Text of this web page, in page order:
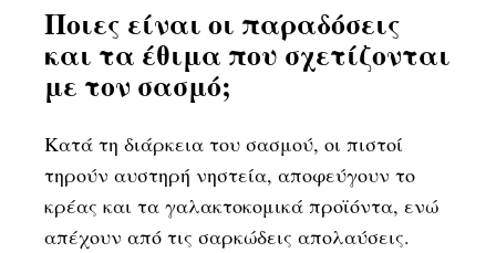
Ποιες είναι οι παραδόσεις
και τα έθιμα που σχετίζονται
με τον σασμό;
Κατά τη διάρκεια του σασμού, οι πιστοί
τηρούν αυστηρή νηστεία, αποφεύγουν το
κρέας και τα γαλακτοκομικά προϊόντα, ενώ
απέχουν από τις σαρκώδεις απολαύσεις.